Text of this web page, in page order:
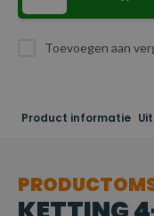
Toevoegen aan
Product informatie